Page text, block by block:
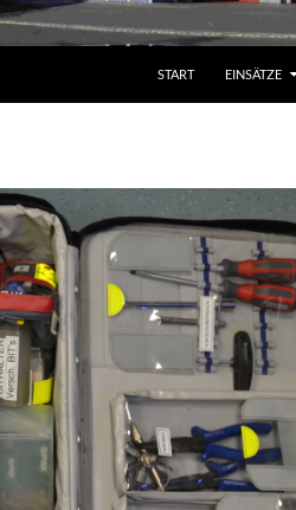
START EINSÄTZE